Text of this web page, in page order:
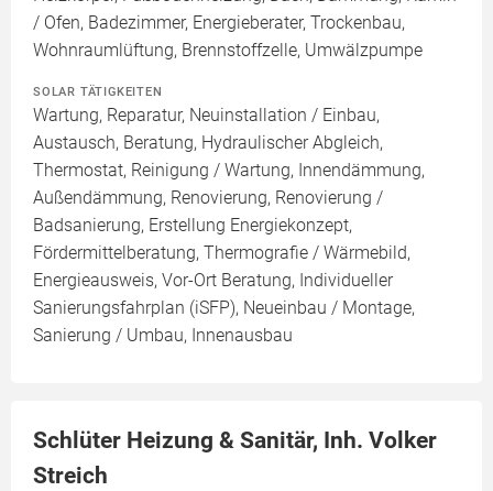
/ Ofen, Badezimmer, Energieberater, Trockenbau,
Wohnraumlüftung, Brennstoffzelle, Umwälzpumpe
SOLAR TÄTIGKEITEN
Wartung, Reparatur, Neuinstallation / Einbau,
Austausch, Beratung, Hydraulischer Abgleich,
Thermostat, Reinigung / Wartung, Innendämmung,
Außendämmung, Renovierung, Renovierung /
Badsanierung, Erstellung Energiekonzept,
Fördermittelberatung, Thermografie / Wärmebild,
Energieausweis, Vor-Ort Beratung, Individueller
Sanierungsfahrplan (iSFP), Neueinbau / Montage,
Sanierung / Umbau, Innenausbau
Schlüter Heizung & Sanitär, Inh. Volker
Streich